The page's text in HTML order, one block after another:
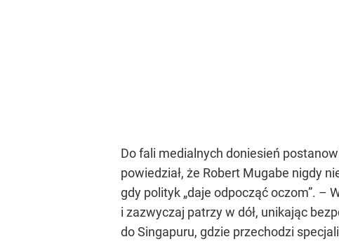
Do fali medialnych doniesień
powiedział, że Robert Mugabe nigdy
gdy polityk „daje odpocząć oczom”. –
i zazwyczaj patrzy w dół, unikając
do Singapuru, gdzie przechodzi